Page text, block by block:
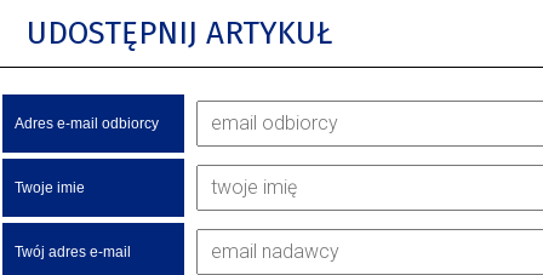
UDOSTĘPNIJ ARTYKUŁ
Adres e-mail odbiorcy
Twoje imie
Twój adres e-mail